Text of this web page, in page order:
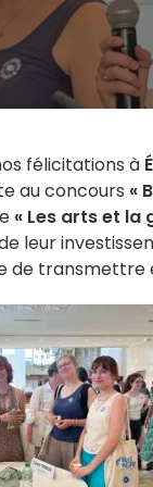
félicitations à
au concours «
« Les arts et la
leur
de transmettre